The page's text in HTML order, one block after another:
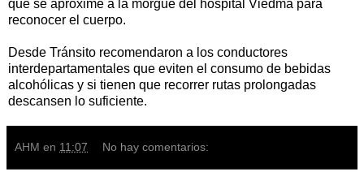
que se aproxime a la morgue del hospital Viedma para
reconocer el cuerpo.
Desde Tránsito recomendaron a los conductores
interdepartamentales que eviten el consumo de bebidas
alcohólicas y si tienen que recorrer rutas prolongadas
descansen lo suficiente.
AHM en 11:07 No hay comentarios: